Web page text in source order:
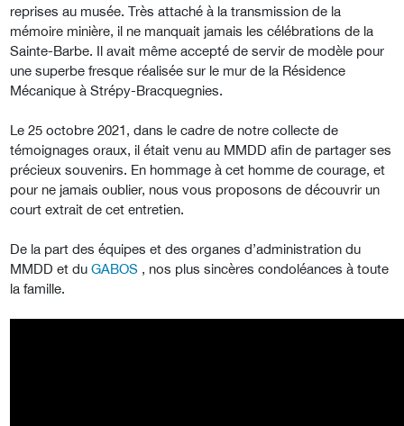
reprises au musée. Très attaché à la transmission de la
mémoire minière, il ne manquait jamais les célébrations de la
Sainte-Barbe. Il avait même accepté de servir de modèle pour
une superbe fresque réalisée sur le mur de la Résidence
Mécanique à Strépy-Bracquegnies.
Le 25 octobre 2021, dans le cadre de notre collecte de
témoignages oraux, il était venu au MMDD afin de partager ses
précieux souvenirs. En hommage à cet homme de courage, et
pour ne jamais oublier, nous vous proposons de découvrir un
court extrait de cet entretien.
De la part des équipes et des organes d’administration du
MMDD et du GABOS , nos plus sincères condoléances à toute
la famille.